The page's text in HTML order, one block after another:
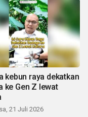
kebun raya dekatkan
ke Gen Z lewat
21 Juli 2026